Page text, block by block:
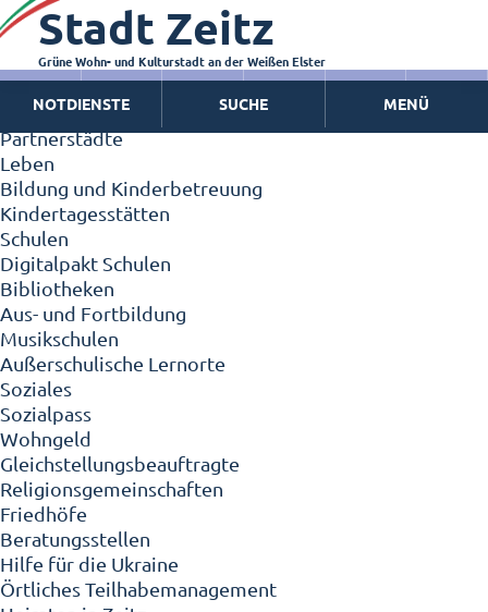
Zeitz - Die Kleinstadt
Willkommen in Zeitz!
Interview mit Oberbürgermeister Christian Thieme
Zeitz - Stadt der Zukunft
Ortschaften
Partnerstädte
Leben
Bildung und Kinderbetreuung
Kindertagesstätten
Schulen
Digitalpakt Schulen
Bibliotheken
Aus- und Fortbildung
Musikschulen
Außerschulische Lernorte
Soziales
Sozialpass
Wohngeld
Gleichstellungsbeauftragte
Religionsgemeinschaften
Friedhöfe
Beratungsstellen
Hilfe für die Ukraine
Örtliches Teilhabemanagement
Stadt Zeitz
Grüne Wohn- und Kulturstadt an der Weißen Elster
NOTDIENSTE SUCHE MENÜ